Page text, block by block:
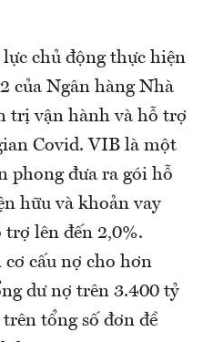
chủ động thực hiện
của Ngân hàng Nhà
trị vận hành và hỗ trợ
Covid. VIB là một
phong đưa ra gói hỗ
hữu và khoản vay
lên đến 2,0%.
cấu nợ cho hơn
dư nợ trên 3.400 tỷ
tổng số đơn đề